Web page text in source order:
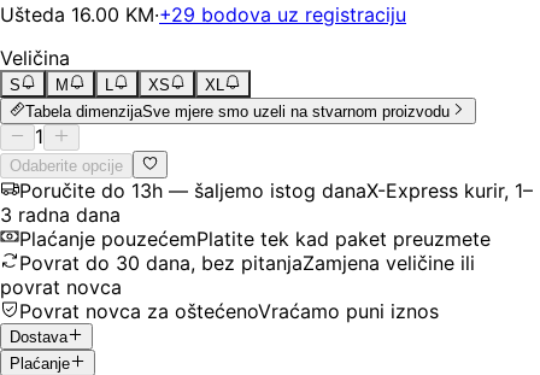
Ušteda 16.00 KM·+29 bodova uz registraciju
Veličina
S M L XS
XL
Tabela dimenzijaSve mjere smo uzeli na stvarnom proizvodu
1
Odaberite opcije
Poručite do 13h — šaljemo istog danaX-Express kurir, 1–
3 radna dana
Plaćanje pouzećemPlatite tek kad paket preuzmete
Povrat do 30 dana, bez pitanjaZamjena veličine ili
povrat novca
Povrat novca za oštećenoVraćamo puni iznos
Dostava
Plaćanje